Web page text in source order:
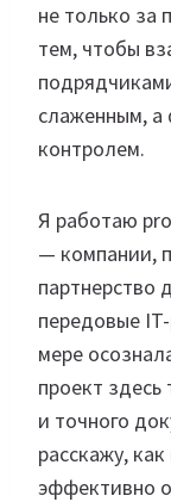
не только за
тем, чтобы
слаженным,
контролем.
Я работаю
— компании,
партнерство
передовые
мере
проект здесь
и точного
расскажу,
эффективно